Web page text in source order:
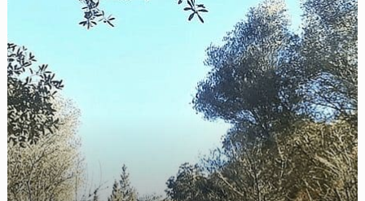
Doğayla
Baş
Başa
En
İyi
2
Lüks
Çadır